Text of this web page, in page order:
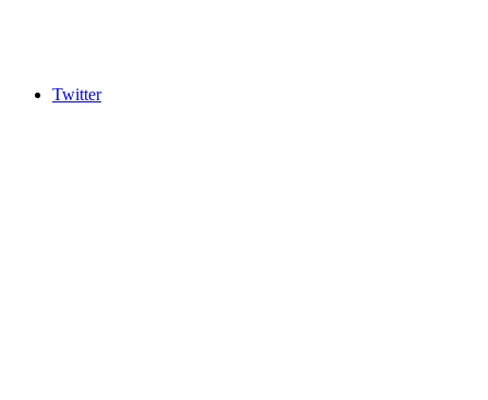
Twitter